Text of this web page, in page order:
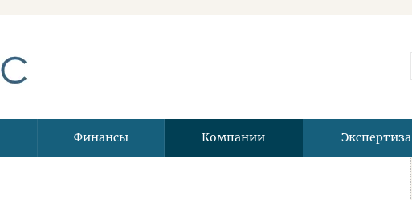
Финансы Компании Экспертиза